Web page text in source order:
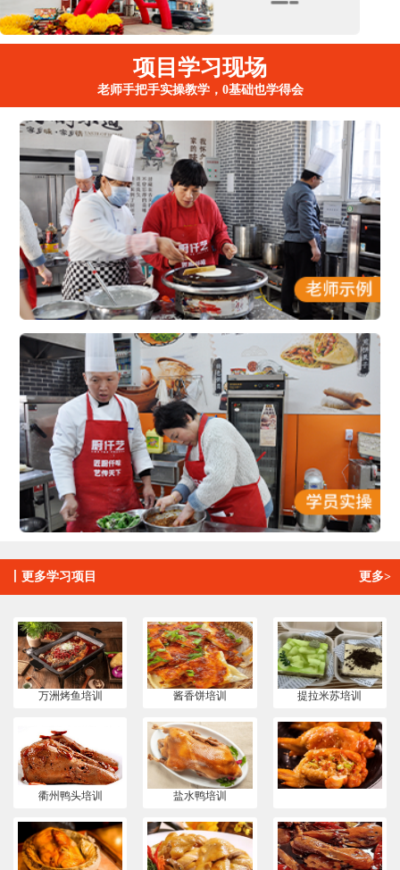
项目学习现场
老师手把手实操教学，0基础也学得会
更多学习项目 更多>
万洲烤鱼培训 酱香饼培训 提拉米苏培训
衢州鸭头培训 盐水鸭培训